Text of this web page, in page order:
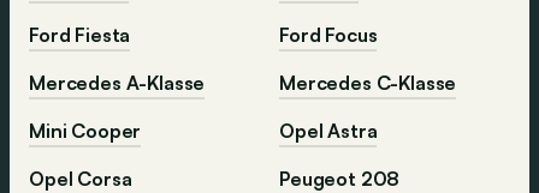
Ford Fiesta
Ford Focus
Mercedes A-Klasse
Mercedes C-Klasse
Mini Cooper
Opel Astra
Opel Corsa
Peugeot 208